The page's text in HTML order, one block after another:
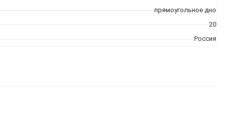
прямоугольное дно
20
Россия